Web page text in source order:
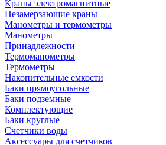
Краны электромагнитные
Незамерзающие краны
Манометры и термометры
Манометры
Принадлежности
Термоманометры
Термометры
Накопительные емкости
Баки прямоугольные
Баки подземные
Комплектующие
Баки круглые
Счетчики воды
Аксессуары для счетчиков